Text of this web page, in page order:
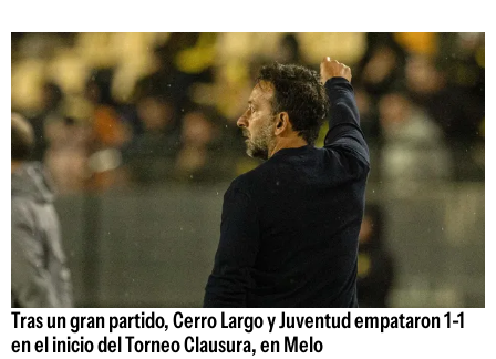
Tras un gran partido, Cerro Largo y Juventud empataron 1-1
en el inicio del Torneo Clausura, en Melo